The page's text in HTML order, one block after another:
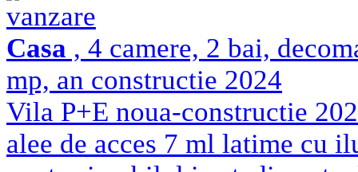
vanzare
Casa , 4 camere, 2 bai,
mp, an constructie 2024
Vila P+E noua-constructie
alee de acces 7 ml latime cu